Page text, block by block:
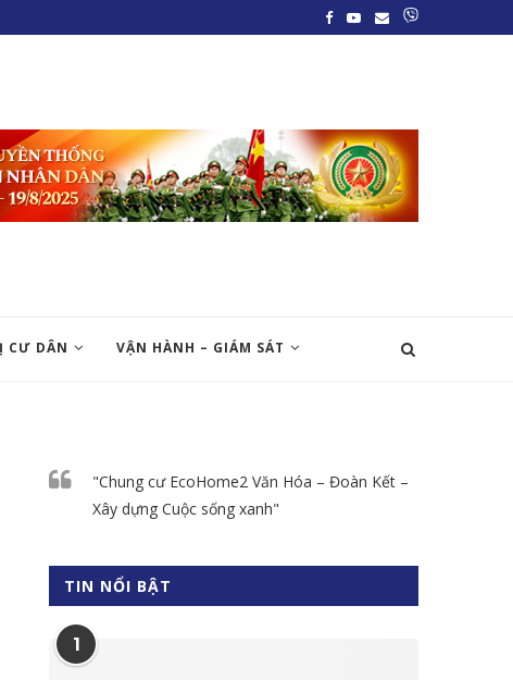
CƯ DÂN VẬN HÀNH – GIÁM SÁT
"Chung cư EcoHome2 Văn Hóa – Đoàn Kết –
Xây dựng Cuộc sống xanh"
TIN NỔI BẬT
1